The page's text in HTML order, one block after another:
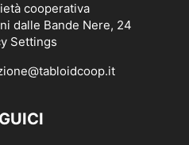
cooperativa
dalle Bande Nere, 24
Settings